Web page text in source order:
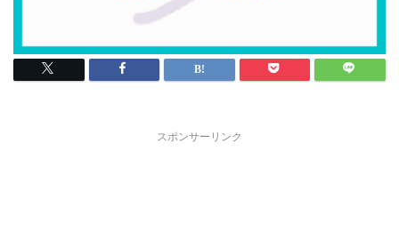
スポンサーリンク